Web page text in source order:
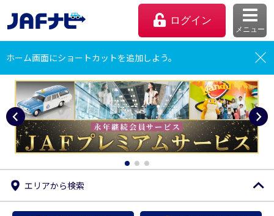
ログイン
メニュー
マイページ
ホーム画面にショートカットを追加しよう。
ホーム 優待施設を探す
エリアから検索